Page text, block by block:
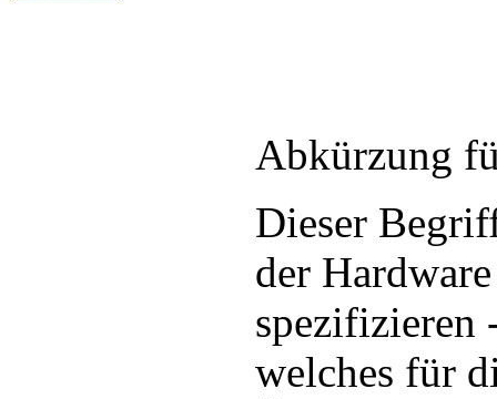
Abkürzung
Dieser
der
welches für